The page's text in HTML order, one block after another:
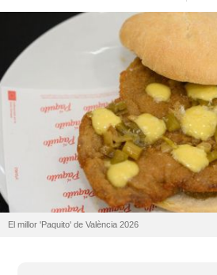
El millor 'Paquito' de València 2026